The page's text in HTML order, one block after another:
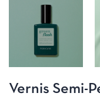
Vernis Semi-